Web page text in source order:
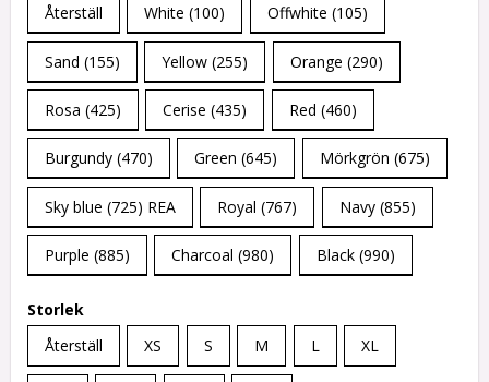
Återställ
White (100) Offwhite (105)
Sand (155) Yellow (255) Orange (290)
Rosa (425) Cerise (435) Red (460)
Burgundy (470) Green (645) Mörkgrön (675)
Sky blue (725) REA Royal (767) Navy (855)
Purple (885) Charcoal (980) Black (990)
Storlek
Återställ
XS S M L XL